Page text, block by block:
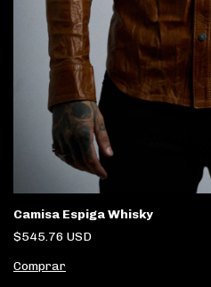
Camisa Espiga Whisky
$545.76 USD
Comprar